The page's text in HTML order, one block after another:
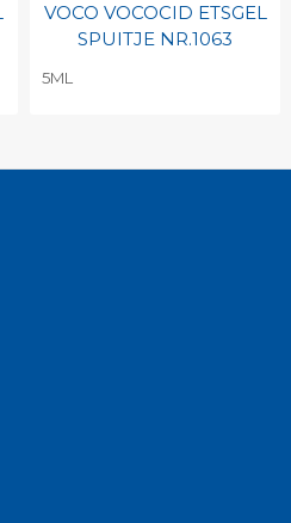
VOCO VOCOCID ETSGEL
SPUITJE NR.1063
5ML